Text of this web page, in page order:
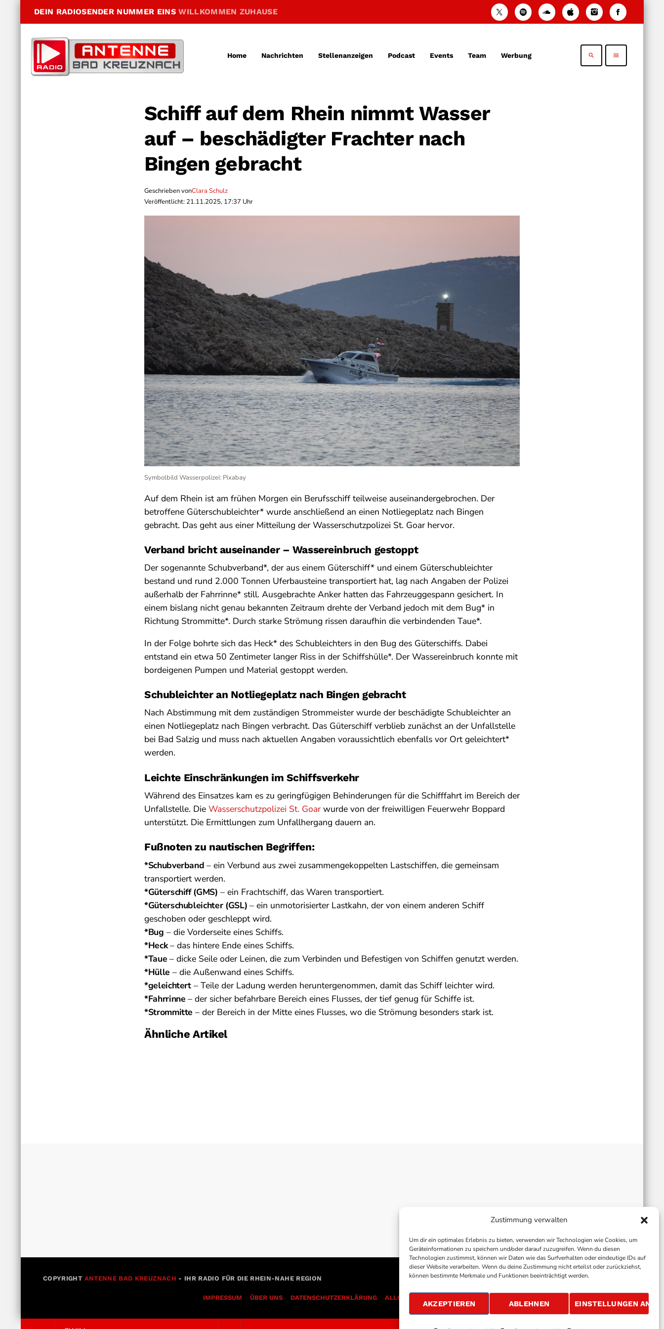
Zustimmung verwalten
Um dir ein optimales Erlebnis zu bieten, verwenden wir Technologien wie Cookies, um
Geräteinformationen zu speichern und/oder darauf zuzugreifen. Wenn du diesen
Technologien zustimmst, können wir Daten wie das Surfverhalten oder eindeutige IDs auf
dieser Website verarbeiten. Wenn du deine Zustimmung nicht erteilst oder zurückziehst,
können bestimmte Merkmale und Funktionen beeinträchtigt werden.
AKZEPTIEREN ABLEHNEN EINSTELLUNGEN
DEIN RADIOSENDER NUMMER EINSWILLKOMMEN ZUHAUSE
Home Nachrichten Stellenanzeigen Podcast Events Team Werbung search menu
Schiff auf dem Rhein nimmt Wasser
auf – beschädigter Frachter nach
Bingen gebracht
Geschrieben vonClara Schulz
Veröffentlicht: 21.11.2025, 17:37 Uhr
Symbolbild Wasserpolizei: Pixabay
Auf dem Rhein ist am frühen Morgen ein Berufsschiff teilweise auseinandergebrochen. Der
betroffene Güterschubleichter* wurde anschließend an einen Notliegeplatz nach Bingen
gebracht. Das geht aus einer Mitteilung der Wasserschutzpolizei St. Goar hervor.
Verband bricht auseinander – Wassereinbruch gestoppt
Der sogenannte Schubverband*, der aus einem Güterschiff* und einem Güterschubleichter
bestand und rund 2.000 Tonnen Uferbausteine transportiert hat, lag nach Angaben der Polizei
außerhalb der Fahrrinne* still. Ausgebrachte Anker hatten das Fahrzeuggespann gesichert. In
einem bislang nicht genau bekannten Zeitraum drehte der Verband jedoch mit dem Bug* in
Richtung Strommitte*. Durch starke Strömung rissen daraufhin die verbindenden Taue*.
In der Folge bohrte sich das Heck* des Schubleichters in den Bug des Güterschiffs. Dabei
entstand ein etwa 50 Zentimeter langer Riss in der Schiffshülle*. Der Wassereinbruch konnte mit
bordeigenen Pumpen und Material gestoppt werden.
Schubleichter an Notliegeplatz nach Bingen gebracht
Nach Abstimmung mit dem zuständigen Strommeister wurde der beschädigte Schubleichter an
einen Notliegeplatz nach Bingen verbracht. Das Güterschiff verblieb zunächst an der Unfallstelle
bei Bad Salzig und muss nach aktuellen Angaben voraussichtlich ebenfalls vor Ort geleichtert*
werden.
Leichte Einschränkungen im Schiffsverkehr
Während des Einsatzes kam es zu geringfügigen Behinderungen für die Schifffahrt im Bereich der
Unfallstelle. Die Wasserschutzpolizei St. Goar wurde von der freiwilligen Feuerwehr Boppard
unterstützt. Die Ermittlungen zum Unfallhergang dauern an.
Fußnoten zu nautischen Begriffen:
*Schubverband – ein Verbund aus zwei zusammengekoppelten Lastschiffen, die gemeinsam
transportiert werden.
*Güterschiff (GMS) – ein Frachtschiff, das Waren transportiert.
*Güterschubleichter (GSL) – ein unmotorisierter Lastkahn, der von einem anderen Schiff
geschoben oder geschleppt wird.
*Bug – die Vorderseite eines Schiffs.
*Heck– das hintere Ende eines Schiffs.
*Taue – dicke Seile oder Leinen, die zum Verbinden und Befestigen von Schiffen genutzt werden.
*Hülle – die Außenwand eines Schiffs.
*geleichtert– Teile der Ladung werden heruntergenommen, damit das Schiff leichter wird.
*Fahrrinne – der sicher befahrbare Bereich eines Flusses, der tief genug für Schiffe ist.
*Strommitte – der Bereich in der Mitte eines Flusses, wo die Strömung besonders stark ist.
Ähnliche Artikel
COPYRIGHT ANTENNE BAD KREUZNACH - IHR RADIO FÜR DIE RHEIN-NAHE REGION
IMPRESSUM ÜBER UNS DATENSCHUTZERKLÄRUNG